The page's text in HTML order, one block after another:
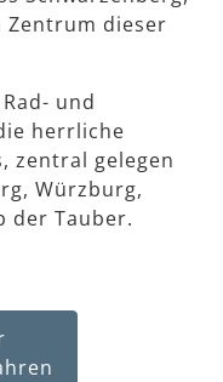
Zentrum dieser
und
herrliche
zentral gelegen
Würzburg,
der Tauber.